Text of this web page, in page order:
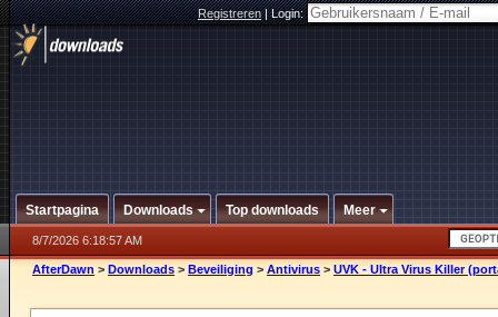
Registreren|Login:
Startpagina Downloads Top downloads Meer
8/7/2026 6:18:57 AM
AfterDawn > Downloads > Beveiliging > Antivirus > UVK - Ultra Virus Killer